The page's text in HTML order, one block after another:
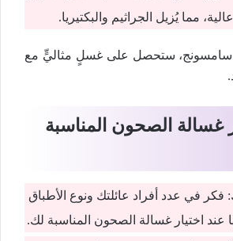
مما يُزيل الجراثيم والبكتيريا.
سامسونج، ستحصل على غسلٍ مثاليٍّ مع
غسالة الصحون المناسبة
فكر في عدد أفراد عائلتك ونوع الأطباق
عند اختيار غسالة الصحون المناسبة لك.